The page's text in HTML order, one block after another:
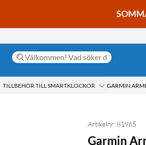
TILLBEHÖR TILL SMARTKLOCKOR
Artikelnr: 81965
Garmin